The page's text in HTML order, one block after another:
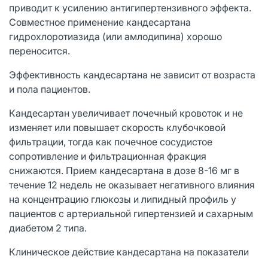
приводит к усилению антигипертензивного эффекта.
Совместное применение кандесартана
гидрохлоротиазида (или амлодипина) хорошо
переносится.
Эффективность кандесартана не зависит от возраста
и пола пациентов.
Кандесартан увеличивает почечный кровоток и не
изменяет или повышает скорость клубочковой
фильтрации, тогда как почечное сосудистое
сопротивление и фильтрационная фракция
снижаются. Прием кандесартана в дозе 8-16 мг в
течение 12 недель не оказывает негативного влияния
на концентрацию глюкозы и липидный профиль у
пациентов с артериальной гипертензией и сахарным
диабетом 2 типа.
Клиническое действие кандесартана на показатели